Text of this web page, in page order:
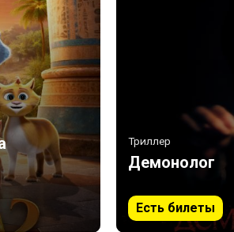
Триллер
Демонолог
Есть билеты